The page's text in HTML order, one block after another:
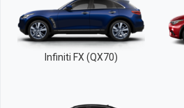
Infiniti FX (QX70)